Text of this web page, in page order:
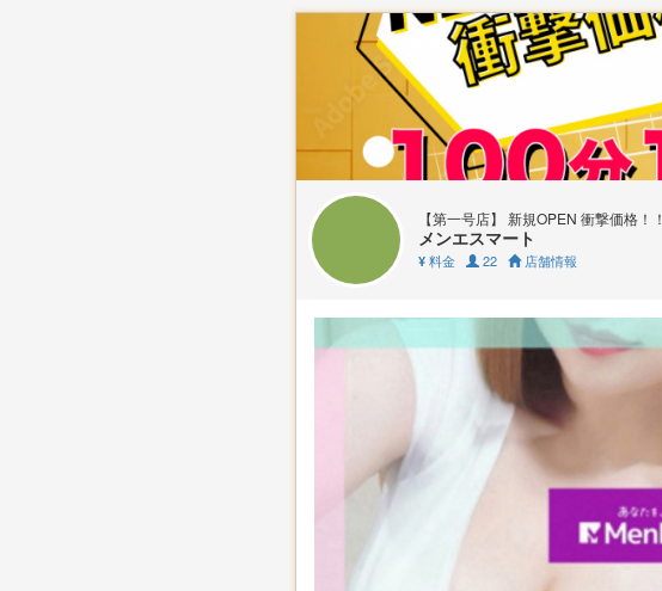
【第一号店】 新規OPEN 衝撃価格！！
メンエスマート
¥ 料金 22 店舗情報